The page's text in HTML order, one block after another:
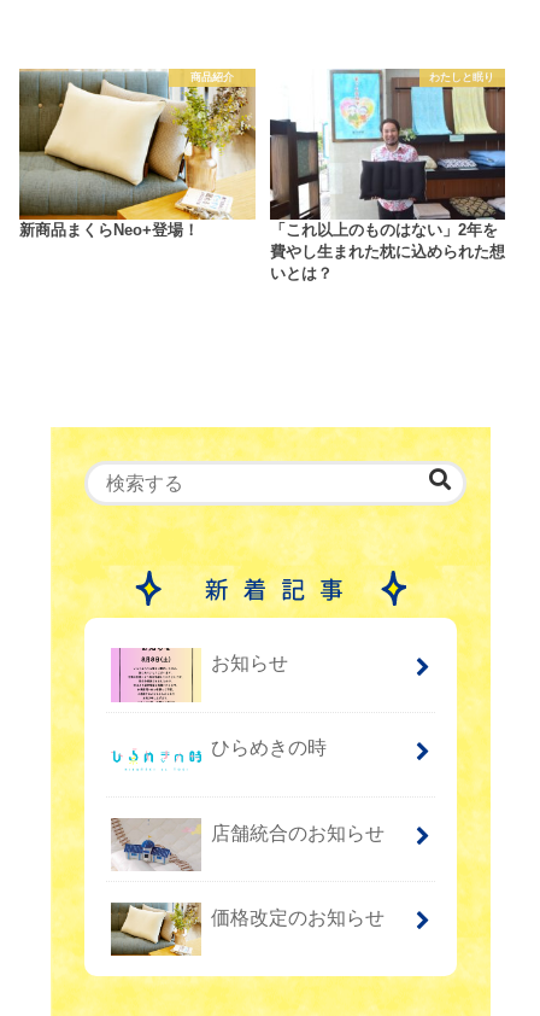
商品紹介
新商品まくらNeo+登場！
わたしと眠り
「これ以上のものはない」2年を
費やし生まれた枕に込められた想
いとは？
お知らせ
ひらめきの時
店舗統合のお知らせ
価格改定のお知らせ